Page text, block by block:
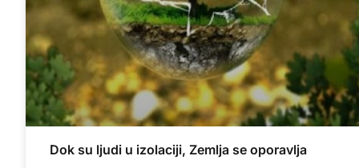
Dok su ljudi u izolaciji, Zemlja se oporavlja